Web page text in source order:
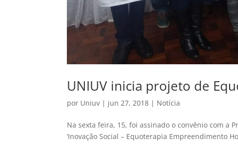
UNIUV inicia projeto de
por Uniuv | jun 27, 2018 | Notícia
Na sexta feira, 15, foi assinado o convênio com a
‘Inovação Social – Equoterapia Empreendimento